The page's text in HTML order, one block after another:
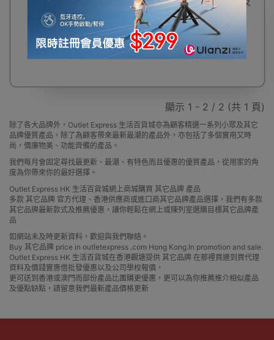
5號籃球
$1,450
顯示 1 - 2 / 2 (共 1 頁)
除了各大品牌外，Outlet Express 生活百貨城亦為顧客精選一系列小眾及其它
品牌優質產品，除了為顧客帶來最新最潮的產品外，亦包括了多個實用又時
尚，價廉物美、功能齊備的產品。
我們每月會固定尋找最更新、最潮、有特色而且優惠的優質產品，從用家的角
度為你帶來你的最好選擇。
Outlet Express HK 生活百貨城網上商城購買 其它品牌 產品
多款 其它品牌 官方代理、香港供應商或進口商其它品牌產品選擇，我們有多款
其它品牌最新款式及推薦優惠，讓你輕鬆在網上或陳列室選購目標其它品牌產
品
如網站未及時更新資料，歡迎與我們聯絡。
Buy 其它品牌 price in outletexpress .com Hong Kong.In promotion and sale.
Outlet Express HK 生活百貨城在香港觀塘提供 其它品牌 在那裡買邊到買代理
資料及價錢實惠借批發優惠以及公司學校報價，
更可送到香港或澳門而部份產品比團購更優惠，更可以為你推薦推介相似產品
及優點缺點，請留意我們最新產品價格更新